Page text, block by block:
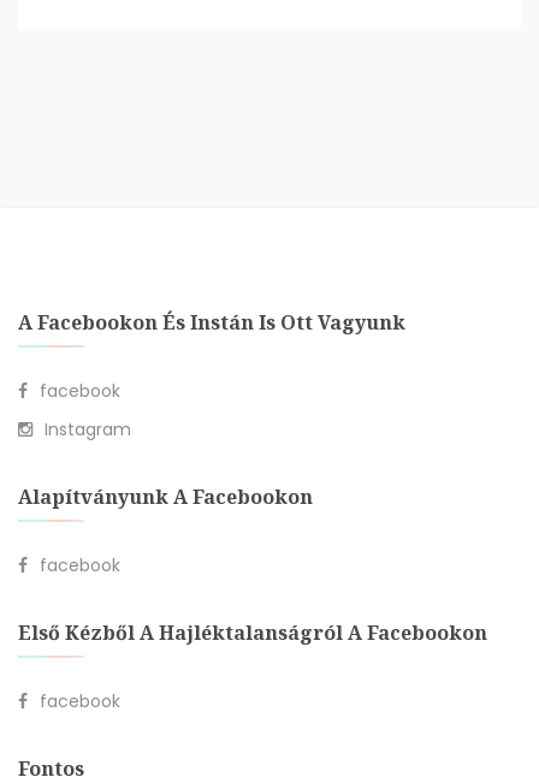
A Facebookon És Instán Is Ott Vagyunk
facebook
Instagram
Alapítványunk A Facebookon
facebook
Első Kézből A Hajléktalanságról A Facebookon
facebook
Fontos